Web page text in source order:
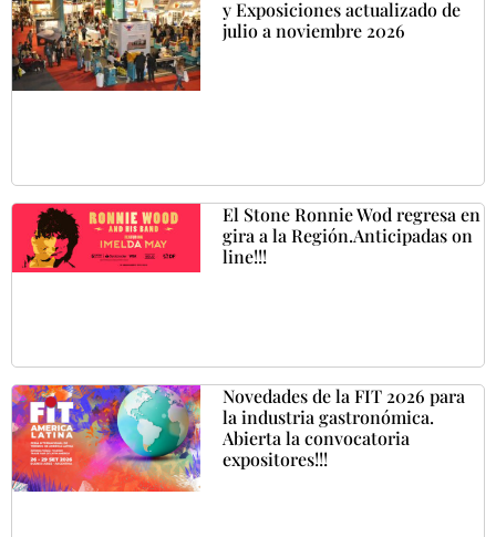
y Exposiciones actualizado de
julio a noviembre 2026
El Stone Ronnie Wod regresa en
gira a la Región.Anticipadas on
line!!!
Novedades de la FIT 2026 para
la industria gastronómica.
Abierta la convocatoria
expositores!!!